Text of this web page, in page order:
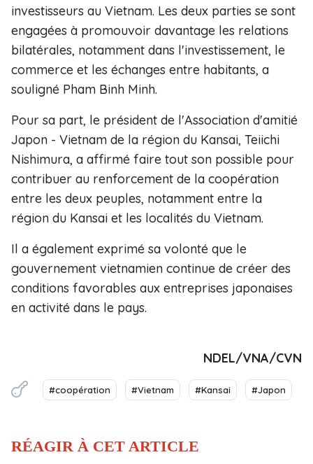
investisseurs au Vietnam. Les deux parties se sont
engagées à promouvoir davantage les relations
bilatérales, notamment dans l'investissement, le
commerce et les échanges entre habitants, a
souligné Pham Binh Minh.
Pour sa part, le président de l'Association d'amitié
Japon - Vietnam de la région du Kansai, Teiichi
Nishimura, a affirmé faire tout son possible pour
contribuer au renforcement de la coopération
entre les deux peuples, notamment entre la
région du Kansai et les localités du Vietnam.
Il a également exprimé sa volonté que le
gouvernement vietnamien continue de créer des
conditions favorables aux entreprises japonaises
en activité dans le pays.
NDEL/VNA/CVN
#coopération #Vietnam #Kansai #Japon